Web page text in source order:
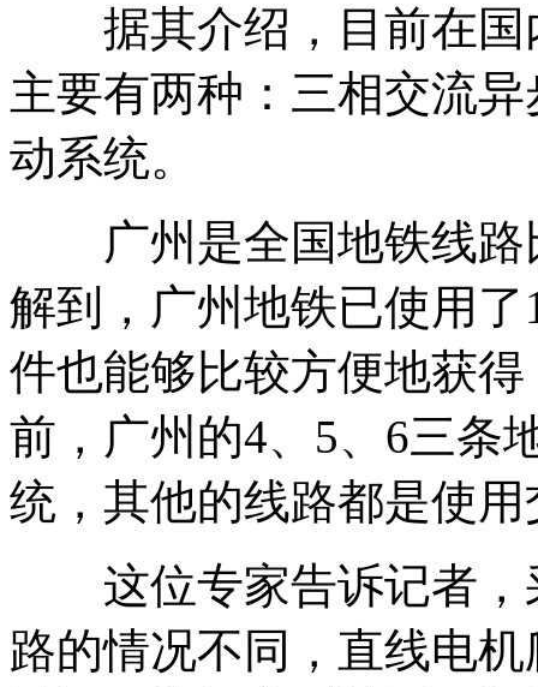
据其介绍，目前在国
主要有两种：三相交流
动系统。
广州是全国地铁线路
解到，广州地铁已使用
件也能够比较方便地获
前，广州的4、5、6三条
统，其他的线路都是使
这位专家告诉记者，
路的情况不同，直线电